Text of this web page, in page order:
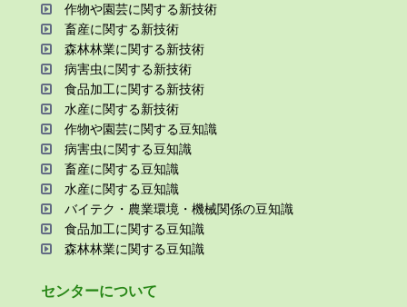
作物や園芸に関する新技術
畜産に関する新技術
森林林業に関する新技術
病害⾍に関する新技術
⾷品加⼯に関する新技術
⽔産に関する新技術
作物や園芸に関する⾖知識
病害⾍に関する⾖知識
畜産に関する⾖知識
⽔産に関する⾖知識
バイテク・農業環境・機械関係の⾖知識
⾷品加⼯に関する⾖知識
森林林業に関する⾖知識
センターについて